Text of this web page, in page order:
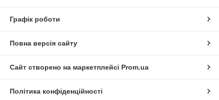
Графік роботи
Повна версія сайту
Сайт створено на маркетплейсі Prom.ua
Політика конфіденційності